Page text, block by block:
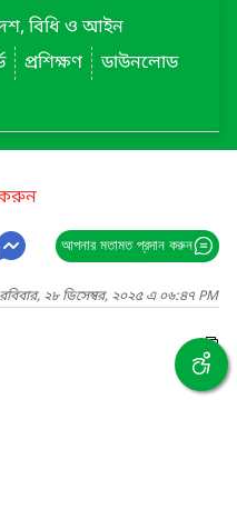
বিধি ও আইন
প্রশিক্ষণ
ডাউনলোড
করুন
আপনার মতামত প্রদান করুন
২৮ ডিসেম্বর, ২০২৫ এ ০৬:৪৭ PM